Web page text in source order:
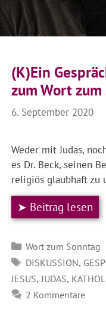
(K)Ein
zum Wort zum
6. September 2020
Weder mit Judas,
es Dr. Beck, seinen
religiös glaubhaft zu
➤ Beitrag lesen
Kategorien
Wort zum Sonntag
SCHLAGWÖRTER
DISKUSSION,
JESUS,JUDAS,
2 Kommentare